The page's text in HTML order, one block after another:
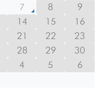
7 8
9
14 15
16
21 22
23
28 29
30
4 5 6